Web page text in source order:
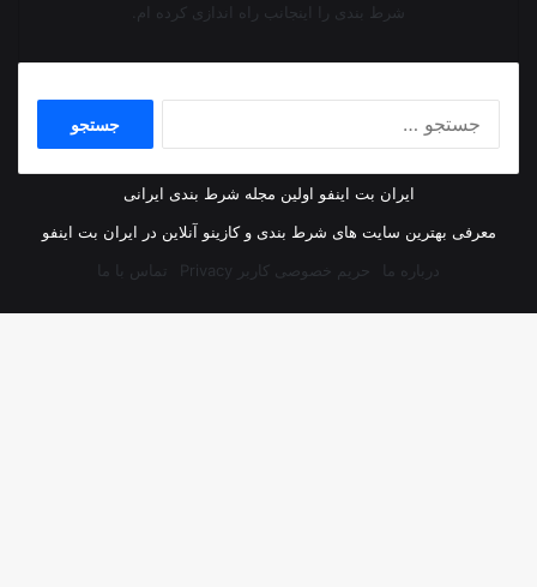
شرط بندی را اینجانب راه اندازی کرده ام.
ایران بت اینفو اولین مجله شرط بندی ایرانی
معرفی بهترین سایت های شرط بندی و کازینو آنلاین در ایران بت اینفو
درباره ما
حریم خصوصی کاربر Privacy تماس با ما